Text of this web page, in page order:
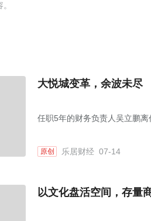
大悦城变革，余波未尽
任职5年的财务负责人吴立鹏离
原创 乐居财经 07-14
以文化盘活空间，存量